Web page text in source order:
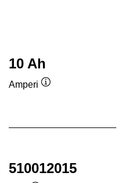
10 Ah
Amperi
510012015